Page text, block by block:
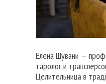
Елена Шувани —
таролог и
Целительница в